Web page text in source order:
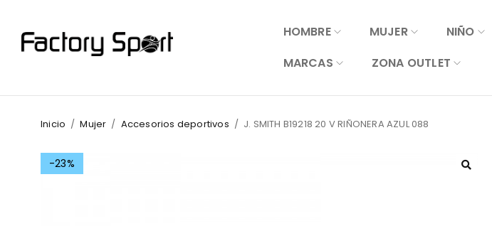
HOMBRE MUJER NIÑO
MARCAS
ZONA OUTLET
Inicio / Mujer / Accesorios deportivos / J. SMITH B19218 20 V RIÑONERA AZUL 088
-23%